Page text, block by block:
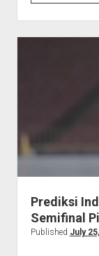
Prediksi
Semifinal
Published July